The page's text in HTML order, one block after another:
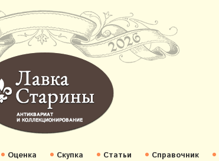
Оценка Скупка Статьи Справочник